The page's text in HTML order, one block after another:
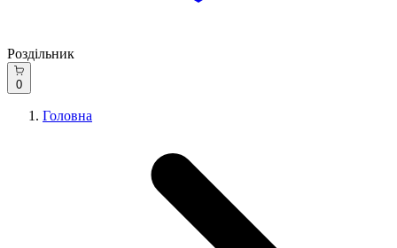
Роздільник
0
Головна